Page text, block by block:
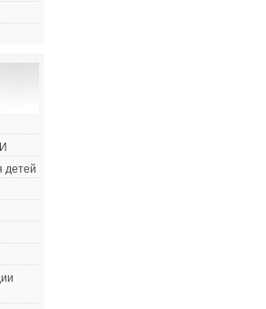
детей